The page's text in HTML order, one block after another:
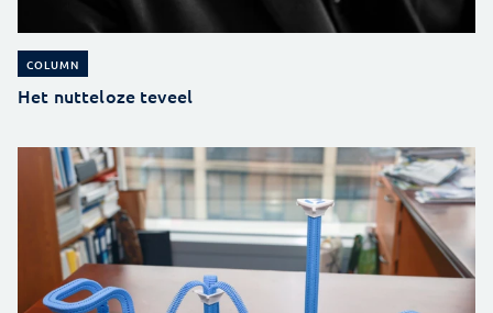
COLUMN
Het nutteloze teveel